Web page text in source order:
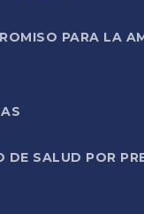
PARA LA
SALUD POR